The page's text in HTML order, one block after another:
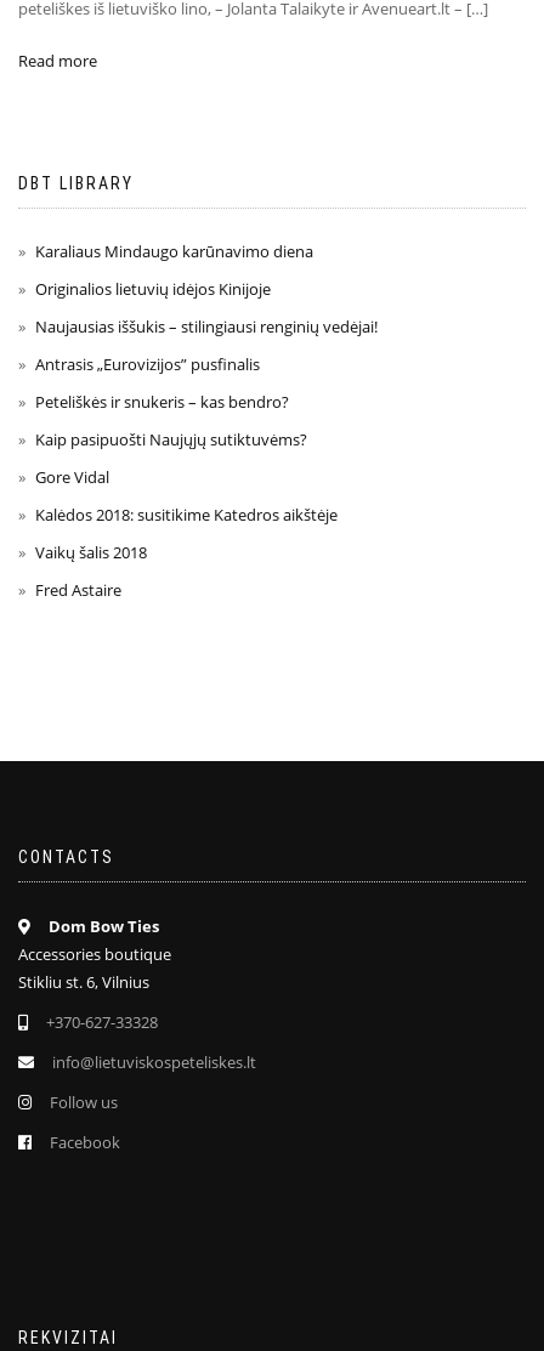
peteliškes iš lietuviško lino, – Jolanta Talaikyte ir Avenueart.lt – […]
Read more
DBT LIBRARY
Karaliaus Mindaugo karūnavimo diena
Originalios lietuvių idėjos Kinijoje
Naujausias iššukis – stilingiausi renginių vedėjai!
Antrasis „Eurovizijos” pusfinalis
Peteliškės ir snukeris – kas bendro?
Kaip pasipuošti Naujųjų sutiktuvėms?
Gore Vidal
Kalėdos 2018: susitikime Katedros aikštėje
Vaikų šalis 2018
Fred Astaire
CONTACTS
Dom Bow Ties
Accessories boutique
Stikliu st. 6, Vilnius
+370-627-33328
info@lietuviskospeteliskes.lt
Follow us
Facebook
REKVIZITAI